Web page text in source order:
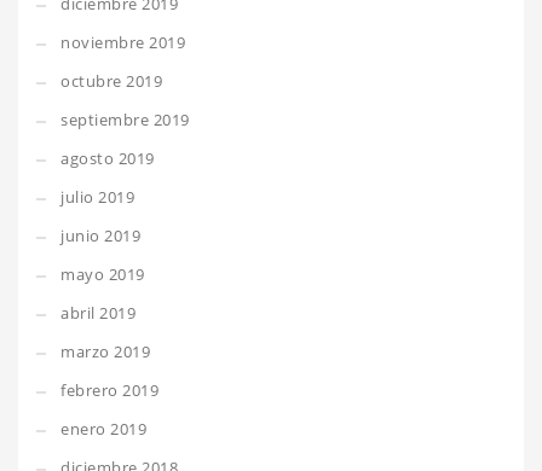
noviembre 2019
octubre 2019
septiembre 2019
agosto 2019
julio 2019
junio 2019
mayo 2019
abril 2019
marzo 2019
febrero 2019
enero 2019